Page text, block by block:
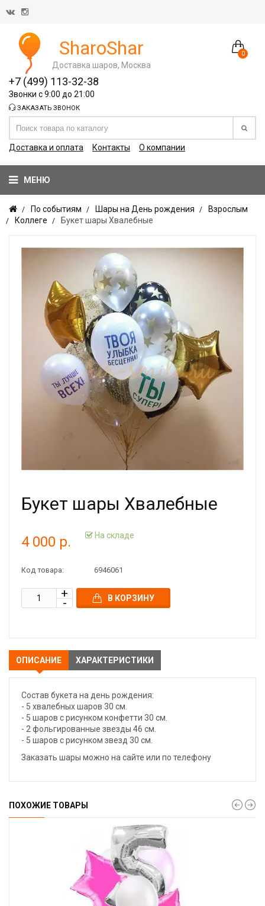
0
SharoShar
Доставка шаров, Москва
+7 (499) 113-32-38
Звонки с 9:00 до 21:00
ЗАКАЗАТЬ ЗВОНОК
Доставка и оплата Контакты О компании
МЕНЮ
По событиям Шары на День рождения
Взрослым
Коллеге
Букет шары Хвалебные
Букет шары Хвалебные
4 000 р. На складе
Код товара: 6946061
В КОРЗИНУ
ОПИСАНИЕ ХАРАКТЕРИСТИКИ
Состав букета на день рождения:
- 5 хвалебных шаров 30 см.
- 5 шаров с рисунком конфетти 30 см.
- 2 фольгированные звезды 46 см.
- 5 шаров с рисунком звезд 30 см.
Заказать шары можно на сайте или по телефону
ПОХОЖИЕ ТОВАРЫ